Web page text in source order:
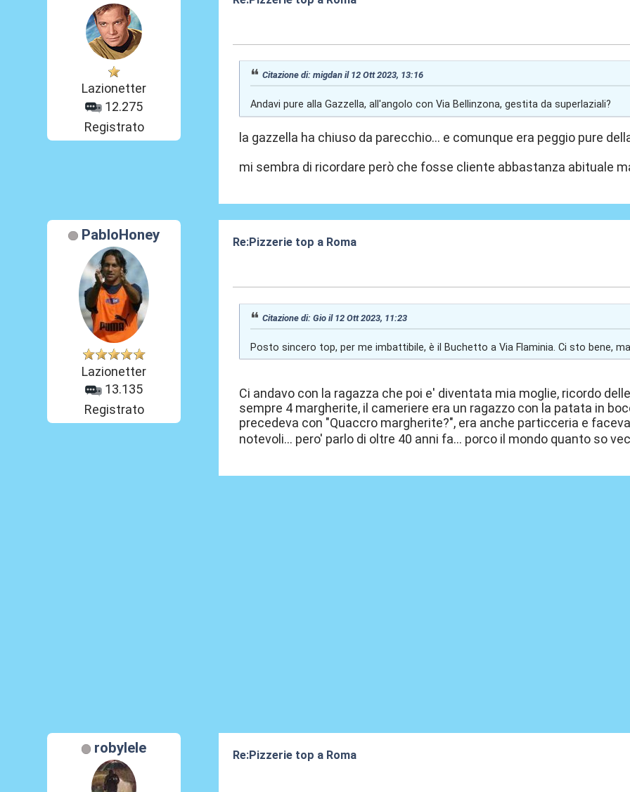
Lazionetter
12.275
Registrato
Citazione di: migdan il 12 Ott 2023, 13:16
Andavi pure alla Gazzella, all'angolo con Via Bellinzona, gestita da superlaziali?
la gazzella ha chiuso da parecchio... e comunque era peggio pure
mi sembra di ricordare però che fosse cliente abbastanza abituale
PabloHoney
Lazionetter
13.135
Registrato
Re:Pizzerie top a Roma
Citazione di: Gio il 12 Ott 2023, 11:23
Posto sincero top, per me imbattibile, è il Buchetto a Via Flaminia. Ci sto bene,
Ci andavo con la ragazza che poi e' diventata mia moglie, ricordo
sempre 4 margherite, il cameriere era un ragazzo con la patata in
precedeva con "Quaccro margherite?", era anche particceria e
notevoli... pero' parlo di oltre 40 anni fa... porco il mondo quanto so
robylele
Re:Pizzerie top a Roma